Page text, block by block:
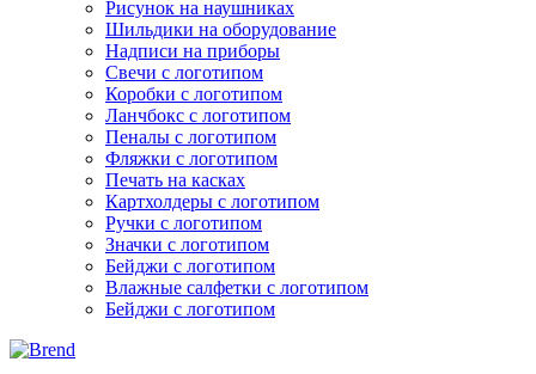
Рисунок на наушниках
Шильдики на оборудование
Надписи на приборы
Свечи с логотипом
Коробки с логотипом
Ланчбокс с логотипом
Пеналы с логотипом
Фляжки с логотипом
Печать на касках
Картхолдеры с логотипом
Ручки с логотипом
Значки с логотипом
Бейджи с логотипом
Влажные салфетки с логотипом
Бейджи с логотипом